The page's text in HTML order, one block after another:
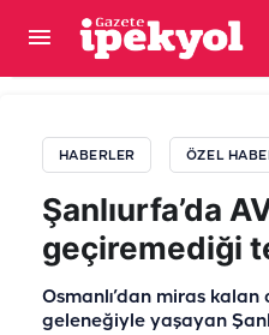
HABERLER ÖZEL
Şanlıurfa’da
geçiremediği
Osmanlı’dan miras kalan
geleneğiyle yaşayan
Şanlıurfa’nın gözde